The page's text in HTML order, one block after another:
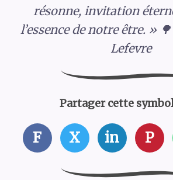
résonne, invitation
l’essence de notre être. »
Lefevre
Partager cette
F X in P